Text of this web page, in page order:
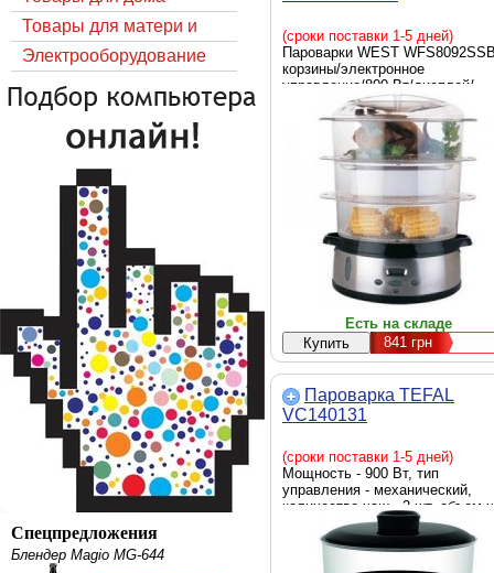
Товары для матери и
ребёнка
Электрооборудование
Спецпредложения
Блендер Magio MG-644
(сроки поставки 1-5 дней)
Пароварки WEST
корзины/электронное
управление/800 Вт/дисплей/
индикатор уровня воды/
60 мин
Есть на складе
841грн
Пароварка TEFAL
VC140131
(сроки поставки 1-5 дней)
Мощность - 900 Вт, тип
управления - механический,
количество чаш - 2 шт, объем
- 2,9 л, 3.1 л, вместительность
резервуара для воды - 1.5 л,
х 29 х 26.5 см